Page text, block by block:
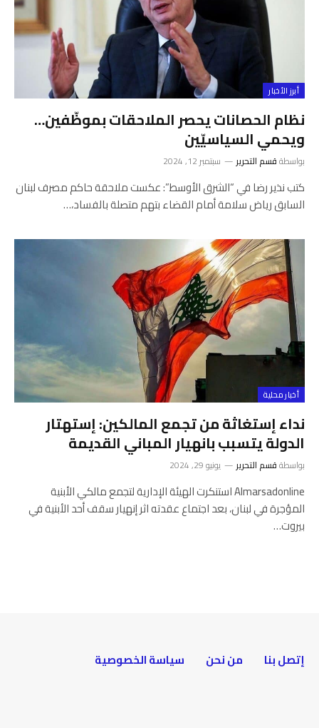
أبرز الأخبار
نظام الحصانات يحصر الملاحقات بموظّفين…
ويحمي السياسيّين
بواسطةقسم التحرير سبتمبر 12, 2024
كتب نذير رضا في “الشرق الأوسط”: عكست ملاحقة حاكم مصرف لبنان
السابق رياض سلامة أمام القضاء بتهم متصلة بالفساد،…
أخبار محلية
نداء إستغاثة من تجمع المالكين: إستهتار
الدولة يتسبب بانهيار المباني القديمة
بواسطةقسم التحرير يونيو 29, 2024
Almarsadonline استنكرت الهيئة الإدارية لتجمع مالكي الأبنية
المؤجرة في لبنان، بعد اجتماع عقدته اثر إنهيار سقف أحد الأبنية في
بيروت…
إتصل بنا من نحن سياسة الخصوصية